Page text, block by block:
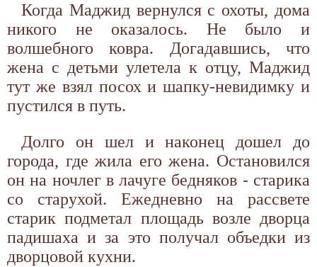
Когда Маджид вернулся с охоты, дома
никого не оказалось. Не было и
волшебного ковра. Догадавшись, что
жена с детьми улетела к отцу, Маджид
тут же взял посох и шапку-невидимку и
пустился в путь.
Долго он шел и наконец дошел до
города, где жила его жена. Остановился
он на ночлег в лачуге бедняков - старика
со старухой. Ежедневно на рассвете
старик подметал площадь возле дворца
падишаха и за это получал объедки из
дворцовой кухни.